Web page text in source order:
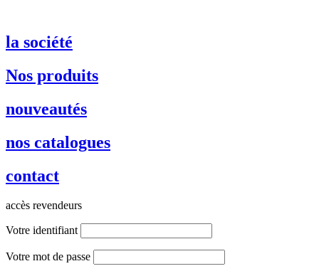
la société
Nos produits
nouveautés
nos catalogues
contact
accès revendeurs
Votre identifiant
Votre mot de passe